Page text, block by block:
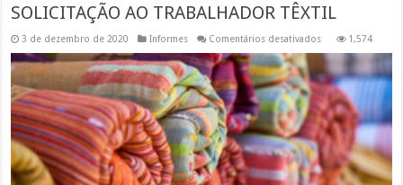
SOLICITAÇÃO AO TRABALHADOR TÊXTIL
3 de dezembro de 2020 Informes Comentários desativadosem
AO
TRABALHADOR
TÊXTIL
1,574